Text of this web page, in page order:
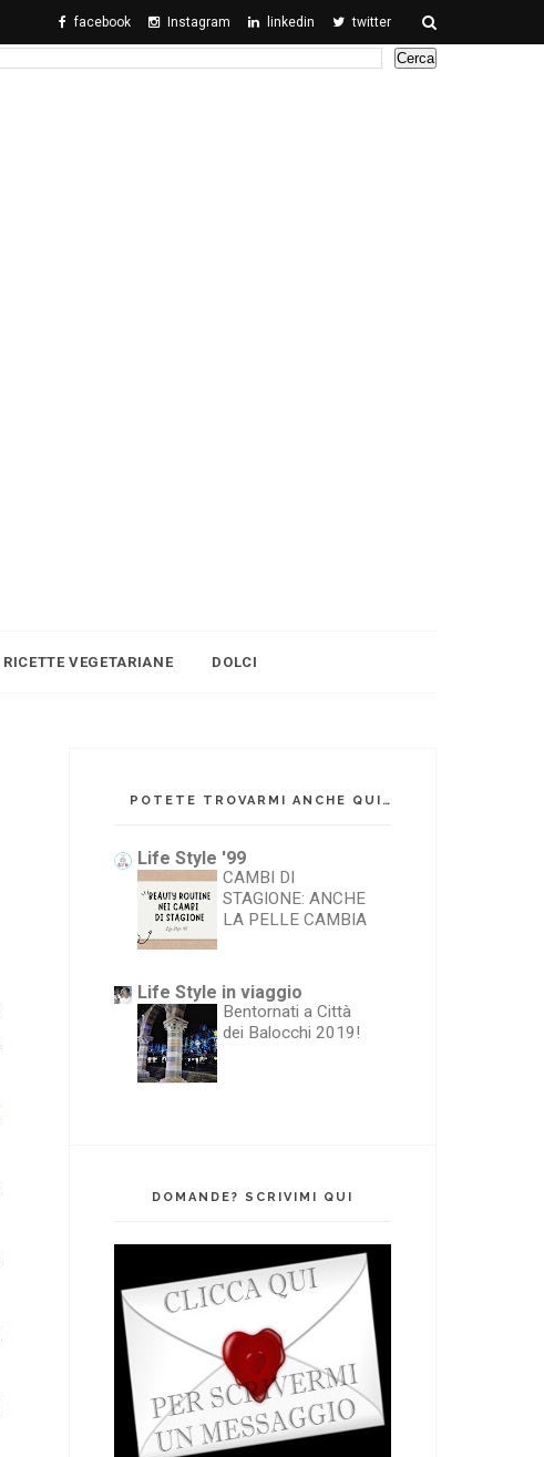
facebook Instagram linkedin twitter
RICETTE VEGETARIANE DOLCI
POTETE TROVARMI ANCHE QUI
Life Style '99
CAMBI DI
STAGIONE: ANCHE
LA PELLE CAMBIA
Life Style in viaggio
Bentornati a Città
dei Balocchi 2019!
DOMANDE? SCRIVIMI QUI